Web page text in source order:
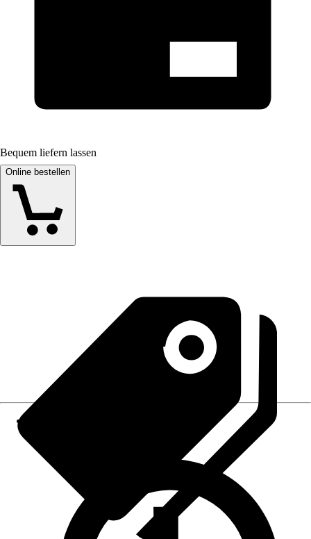
Bequem liefern lassen
Online bestellen